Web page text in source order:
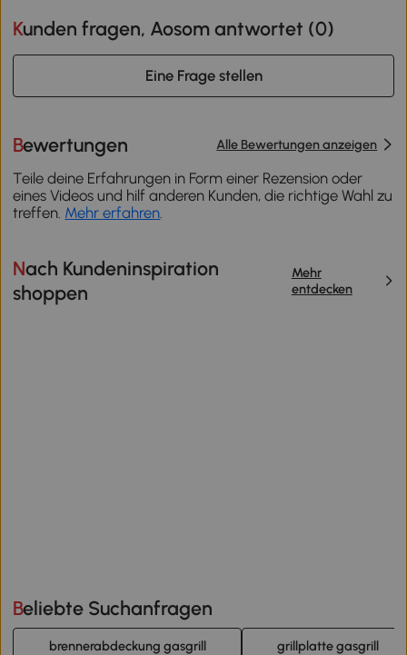
Kunden fragen, Aosom antwortet (0)
Eine Frage stellen
Bewertungen Alle Bewertungen anzeigen
Teile deine Erfahrungen in Form einer Rezension oder
eines Videos und hilf anderen Kunden, die richtige Wahl zu
treffen. Mehr erfahren.
Nach Kundeninspiration
shoppen
Mehr
entdecken
Beliebte Suchanfragen
brennerabdeckung gasgrill grillplatte gasgrill